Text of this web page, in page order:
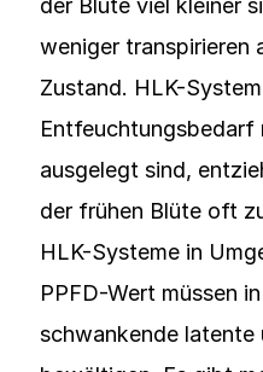
der Blüte viel kleiner
weniger transpirieren
Zustand. HLK-
Entfeuchtungsbedarf
ausgelegt sind,
der frühen Blüte oft
HLK-Systeme in
PPFD-Wert müssen
schwankende latente